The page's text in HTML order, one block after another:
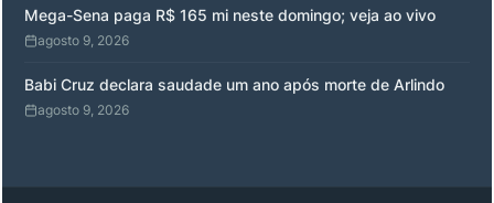
Mega-Sena paga R$ 165 mi neste domingo; veja ao vivo
agosto 9, 2026
Babi Cruz declara saudade um ano após morte de Arlindo
agosto 9, 2026